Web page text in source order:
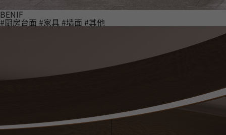
BENIF
#厨房台面 #家具 #墙面 #其他